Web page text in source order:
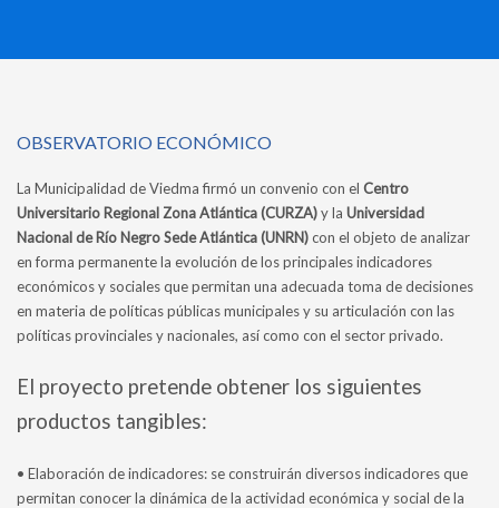
OBSERVATORIO ECONÓMICO
La Municipalidad de Viedma firmó un convenio con el Centro
Universitario Regional Zona Atlántica (CURZA)y la Universidad
Nacional de Río Negro Sede Atlántica (UNRN)con el objeto de analizar
en forma permanente la evolución de los principales indicadores
económicos y sociales que permitan una adecuada toma de decisiones
en materia de políticas públicas municipales y su articulación con las
políticas provinciales y nacionales, así como con el sector privado.
El proyecto pretende obtener los siguientes
productos tangibles:
• Elaboración de indicadores: se construirán diversos indicadores que
permitan conocer la dinámica de la actividad económica y social de la